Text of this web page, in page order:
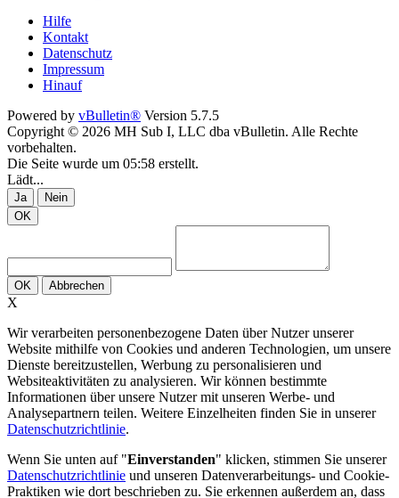
Hilfe
Kontakt
Datenschutz
Impressum
Hinauf
Powered by vBulletin® Version 5.7.5
Copyright © 2026 MH Sub I, LLC dba vBulletin. Alle Rechte
vorbehalten.
Die Seite wurde um 05:58 erstellt.
Lädt...
Ja
Nein
OK
OK Abbrechen
X
Wir verarbeiten personenbezogene Daten über Nutzer unserer
Website mithilfe von Cookies und anderen Technologien, um unsere
Dienste bereitzustellen, Werbung zu personalisieren und
Websiteaktivitäten zu analysieren. Wir können bestimmte
Informationen über unsere Nutzer mit unseren Werbe- und
Analysepartnern teilen. Weitere Einzelheiten finden Sie in unserer
Datenschutzrichtlinie.
Wenn Sie unten auf "Einverstanden" klicken, stimmen Sie unserer
Datenschutzrichtlinie und unseren Datenverarbeitungs- und Cookie-
Praktiken wie dort beschrieben zu. Sie erkennen außerdem an, dass